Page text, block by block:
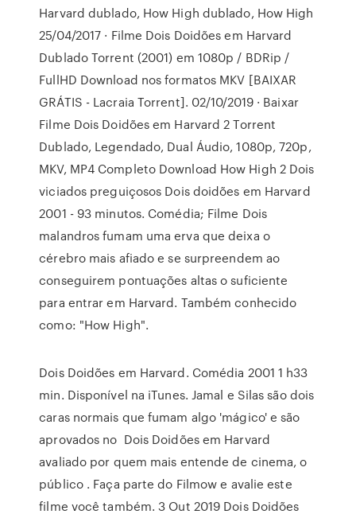
Harvard dublado, How High dublado, How High
25/04/2017 · Filme Dois Doidões em Harvard
Dublado Torrent (2001) em 1080p / BDRip /
FullHD Download nos formatos MKV [BAIXAR
GRÁTIS - Lacraia Torrent]. 02/10/2019 · Baixar
Filme Dois Doidões em Harvard 2 Torrent
Dublado, Legendado, Dual Áudio, 1080p, 720p,
MKV, MP4 Completo Download How High 2 Dois
viciados preguiçosos Dois doidões em Harvard
2001 - 93 minutos. Comédia; Filme Dois
malandros fumam uma erva que deixa o
cérebro mais afiado e se surpreendem ao
conseguirem pontuações altas o suficiente
para entrar em Harvard. Também conhecido
como: "How High".
Dois Doidões em Harvard. Comédia 2001 1 h33
min. Disponível na iTunes. Jamal e Silas são dois
caras normais que fumam algo 'mágico' e são
aprovados no Dois Doidões em Harvard
avaliado por quem mais entende de cinema, o
público . Faça parte do Filmow e avalie este
filme você também. 3 Out 2019 Dois Doidões